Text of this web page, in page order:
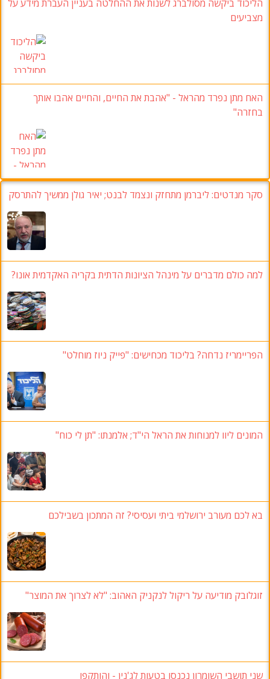
הליכוד ביקשה מסולברג לשנות את ההחלטה בעניין העברת מידע על
מצביעים
האח מתן נפרד מהראל - "אהבת את החיים, והחיים אהבו אותך
בחזרה"
סקר מנדטים:ליברמן מתחזק ונצמד לבנט; יאיר גולן ממשיך להתרסק
למה כולם מדברים על מינהל הציונות הדתית בקריה האקדמית אונו?
הפריימריז נדחה? בליכוד מכחישים: "פייק ניוז מוחלט"
המונים ליוו למנוחות את הראל הי"ד; אלמנתו: "תן לי כוח"
בא לכם מעורב ירושלמי ביתי ועסיסי? זה המתכון בשבילכם
זוגלובק מודיעה על ריקול לנקניק האהוב: "לא לצרוך את המוצר"
שני תושבי השומרון נכנסו בטעות לג'נין - והותקפו